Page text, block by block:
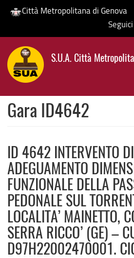
Salta
contenuto
principale
Città Metropolitana di Genova
S.U.A. Città
Gara ID4642
ID 4642 INTERVENTO DI
ADEGUAMENTO
FUNZIONALE DELLA
PEDONALE SUL
LOCALITA’ MAINETTO,
SERRA RICCO’ (GE) –
D97H22002470001.